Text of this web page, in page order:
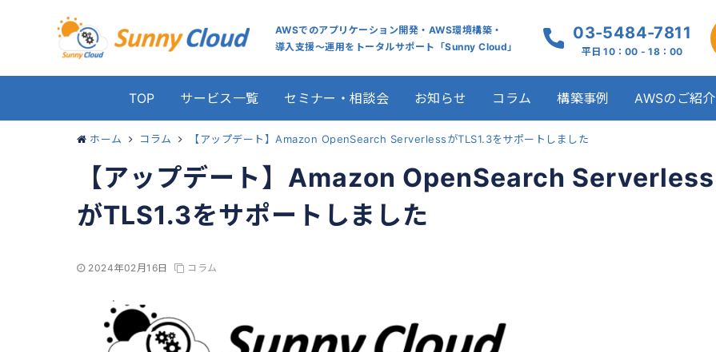
AWSでのアプリケーション開発・AWS環境構築・
導入支援～運用をトータルサポート「Sunny Cloud」
03-5484-7811
平日 10：00 - 18：00
TOP サービス一覧 セミナー・相談会 お知らせ コラム 構築事例 AWSのご紹介
ホーム コラム 【アップデート】Amazon OpenSearch ServerlessがTLS1.3をサポートしました
【アップデート】Amazon OpenSearch Serverless
がTLS1.3をサポートしました
2024年02月16日 コラム